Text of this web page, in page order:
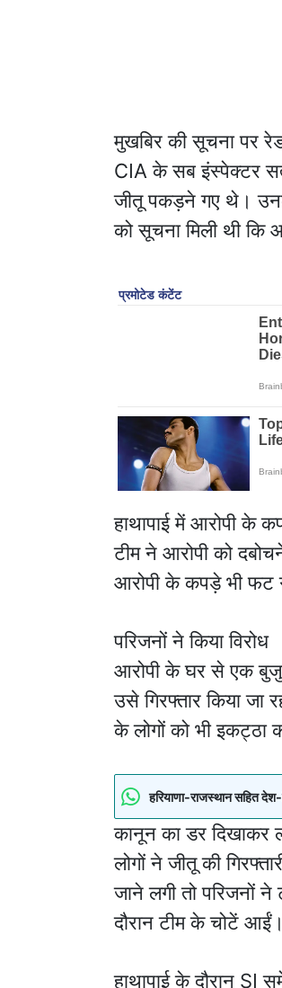
मुखबिर की सूचना पर
CIA के सब इंस्पेक्टर
जीतू पकड़ने गए थे।
को सूचना मिली थी कि
हाथापाई में आरोपी के
टीम ने आरोपी को
आरोपी के कपड़े भी फट
परिजनों ने किया विरोध
आरोपी के घर से एक
उसे गिरफ्तार किया जा
के लोगों को भी इकट्ठा
हरियाणा-राजस्थान सहित
कानून का डर दिखाकर
लोगों ने जीतू की
जाने लगी तो परिजनों
दौरान टीम के चोटें आईं।
हाथापाई के दौरान SI